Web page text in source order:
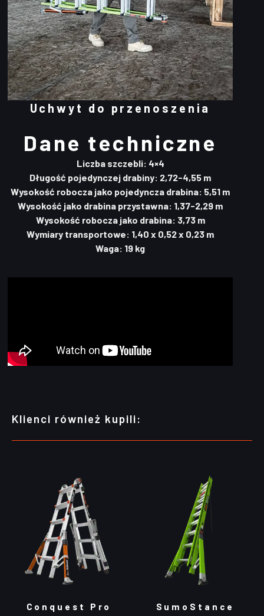
Uchwyt do przenoszenia
Dane techniczne
Liczba szczebli: 4×4
Długość pojedynczej drabiny: 2,72-4,55 m
Wysokość robocza jako pojedyncza drabina: 5,51 m
Wysokość jako drabina przystawna: 1,37-2,29 m
Wysokość robocza jako drabina: 3,73 m
Wymiary transportowe: 1,40 x 0,52 x 0,23 m
Waga: 19 kg
Klienci również kupili:
Conquest Pro SumoStance